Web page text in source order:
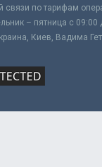
связи по тарифам
– пятница с 09:00
Киев, Вадима